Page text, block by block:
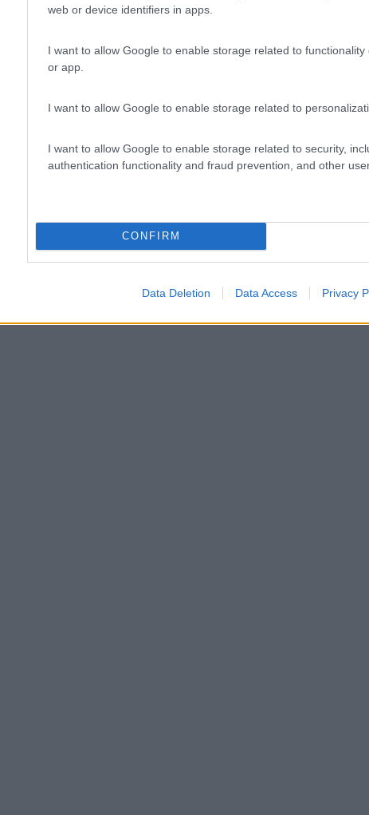
web or device identifiers in apps.
I want to allow Google to enable storage related to functionality
or app.
I want to allow Google to enable storage related to
I want to allow Google to enable storage related to security,
authentication functionality and fraud prevention, and other
CONFIRM
Data Deletion Data Access Privacy